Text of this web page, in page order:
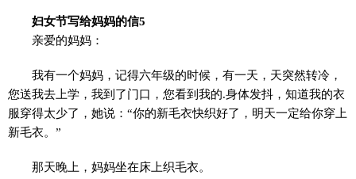
妇女节写给妈妈的信5
亲爱的妈妈：
我有一个妈妈，记得六年级的时候，有一天，天突然转冷，
您送我去上学，我到了门口，您看到我的.身体发抖，知道我的衣
服穿得太少了，她说：“你的新毛衣快织好了，明天一定给你穿上
新毛衣。”
那天晚上，妈妈坐在床上织毛衣。